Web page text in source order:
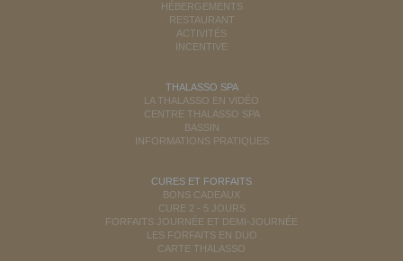
HÉBERGEMENTS
RESTAURANT
ACTIVITÉS
INCENTIVE
THALASSO SPA
LA THALASSO EN VIDÉO
CENTRE THALASSO SPA
BASSIN
INFORMATIONS PRATIQUES
CURES ET FORFAITS
BONS CADEAUX
CURE 2 - 5 JOURS
FORFAITS JOURNÉE ET DEMI-JOURNÉE
LES FORFAITS EN DUO
CARTE THALASSO